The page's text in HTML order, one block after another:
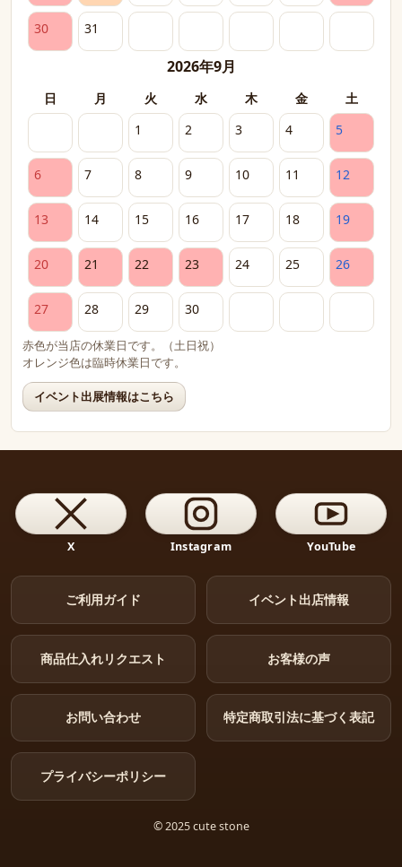
30 31
2026年9月
日 月 火 水 木 金
土
1
2 3 4 5
6 7 8 9 10 11 12
13 14 15 16 17 18 19
20 21 22 23 24 25 26
27 28 29 30
赤色が当店の休業日です。（土日祝）
オレンジ色は臨時休業日です。
イベント出展情報はこちら
X Instagram YouTube
ご利用ガイド イベント出店情報
商品仕入れリクエスト お客様の声
お問い合わせ 特定商取引法に基づく表記
プライバシーポリシー
© 2025 cute stone